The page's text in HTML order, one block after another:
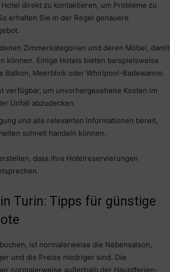
direkt zu kontaktieren, um Probleme zu
erhalten Sie in der Regel genauere
Zimmerkategorien und deren Möbel, damit
können. Einige Hotels bieten beispielsweise
Meerblick oder Whirlpool-Badewanne.
verfügbar, um unvorhergesehene Kosten im
Unfall abzudecken.
und alle relevanten Informationen bereit,
schnell handeln können.
dass Ihre Hotelreservierungen
Turin: Tipps für günstige
ist normalerweise die Nebensaison,
und die Preise niedriger sind. Die
normalerweise außerhalb der Hauptferien-